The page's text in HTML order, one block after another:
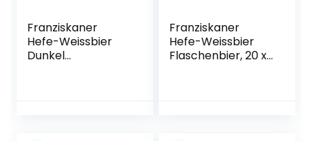
Franziskaner
Hefe-Weissbier
Dunkel
Franziskaner
Hefe-Weissbier
Flaschenbier, 20 x